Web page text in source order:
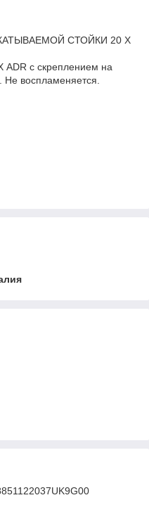
СТОЙКИ 20 X
ADR с скреплением на
воспламеняется.